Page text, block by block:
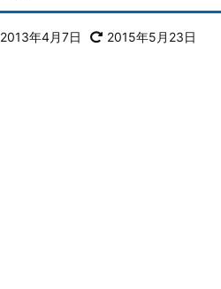
2013年4月7日 2015年5月23日